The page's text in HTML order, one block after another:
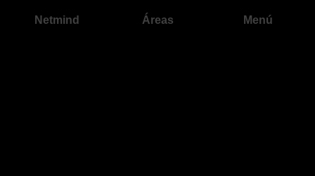
Netmind Áreas Menú